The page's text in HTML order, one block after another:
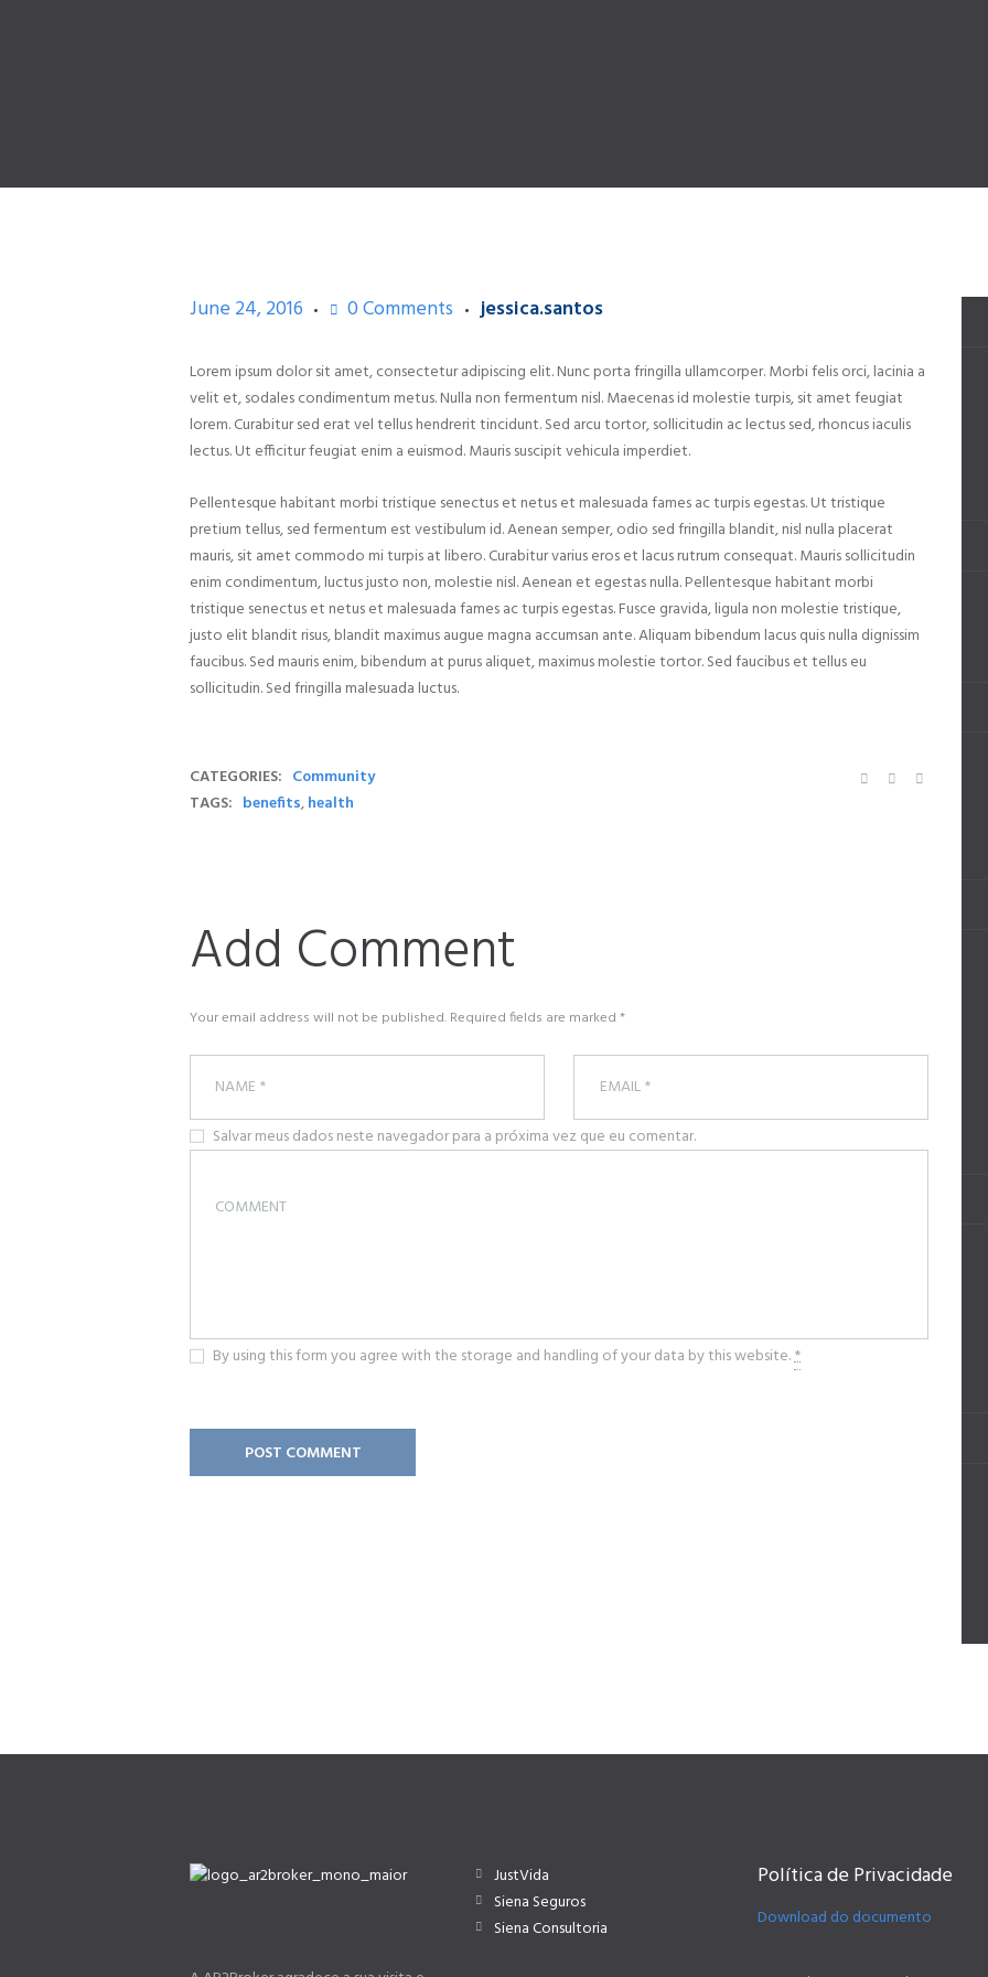
June 24, 2016 0Comments jessica.santos
Lorem ipsum dolor sit amet, consectetur adipiscing elit. Nunc porta fringilla ullamcorper. Morbi felis orci, lacinia a
velit et, sodales condimentum metus. Nulla non fermentum nisl. Maecenas id molestie turpis, sit amet feugiat
lorem. Curabitur sed erat vel tellus hendrerit tincidunt. Sed arcu tortor, sollicitudin ac lectus sed, rhoncus iaculis
lectus. Ut efficitur feugiat enim a euismod. Mauris suscipit vehicula imperdiet.
Pellentesque habitant morbi tristique senectus et netus et malesuada fames ac turpis egestas. Ut tristique
pretium tellus, sed fermentum est vestibulum id. Aenean semper, odio sed fringilla blandit, nisl nulla placerat
mauris, sit amet commodo mi turpis at libero. Curabitur varius eros et lacus rutrum consequat. Mauris sollicitudin
enim condimentum, luctus justo non, molestie nisl. Aenean et egestas nulla. Pellentesque habitant morbi
tristique senectus et netus et malesuada fames ac turpis egestas. Fusce gravida, ligula non molestie tristique,
justo elit blandit risus, blandit maximus augue magna accumsan ante. Aliquam bibendum lacus quis nulla dignissim
faucibus. Sed mauris enim, bibendum at purus aliquet, maximus molestie tortor. Sed faucibus et tellus eu
sollicitudin. Sed fringilla malesuada luctus.
CATEGORIES: Community
TAGS: benefits,health
Add Comment
Your email address will not be published. Required fields are marked *
Salvar meus dados neste navegador para a próxima vez que eu comentar.
By using this form you agree with the storage and handling of your data by this website.*
JustVida
Siena Seguros
Siena Consultoria
Política de Privacidade
Download do documento